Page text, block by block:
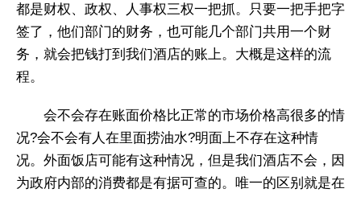
都是财权、政权、人事权三权一把抓。只要一把手把字
签了，他们部门的财务，也可能几个部门共用一个财
务，就会把钱打到我们酒店的账上。大概是这样的流
程。
会不会存在账面价格比正常的市场价格高很多的情
况?会不会有人在里面捞油水?明面上不存在这种情
况。外面饭店可能有这种情况，但是我们酒店不会，因
为政府内部的消费都是有据可查的。唯一的区别就是在